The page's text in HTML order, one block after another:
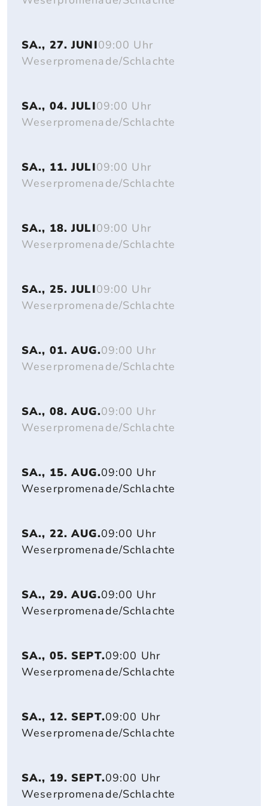
SA., 27. JUNI09:00 Uhr
Weserpromenade/Schlachte
SA., 04. JULI09:00 Uhr
Weserpromenade/Schlachte
SA., 11. JULI09:00 Uhr
Weserpromenade/Schlachte
SA., 18. JULI09:00 Uhr
Weserpromenade/Schlachte
SA., 25. JULI09:00 Uhr
Weserpromenade/Schlachte
SA., 01. AUG.09:00 Uhr
Weserpromenade/Schlachte
SA., 08. AUG.09:00 Uhr
Weserpromenade/Schlachte
SA., 15. AUG.09:00 Uhr
Weserpromenade/Schlachte
SA., 22. AUG.09:00 Uhr
Weserpromenade/Schlachte
SA., 29. AUG.09:00 Uhr
Weserpromenade/Schlachte
SA., 05. SEPT.09:00 Uhr
Weserpromenade/Schlachte
SA., 12. SEPT.09:00 Uhr
Weserpromenade/Schlachte
SA., 19. SEPT.09:00 Uhr
Weserpromenade/Schlachte